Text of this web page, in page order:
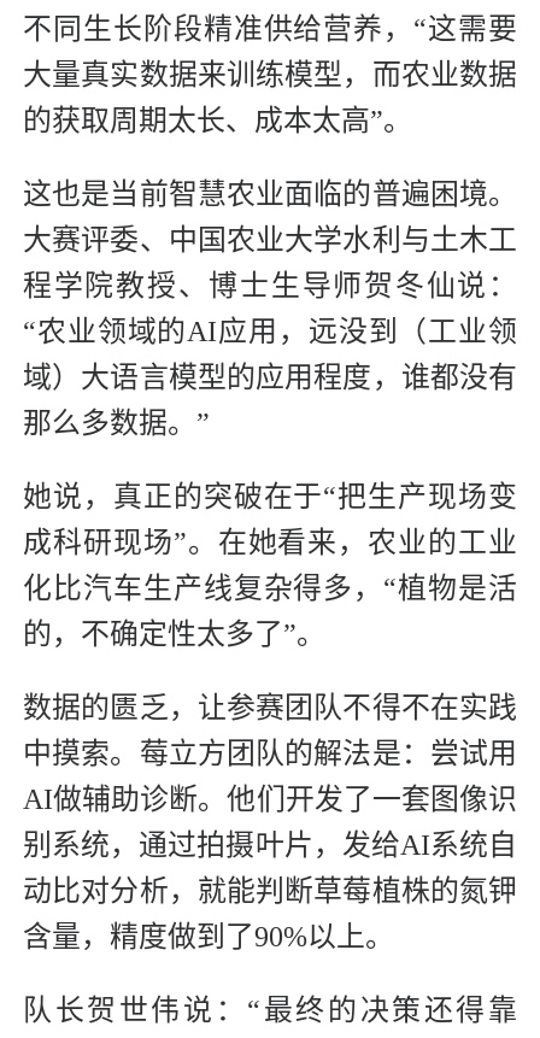
不同生长阶段精准供给营养，“这需要
大量真实数据来训练模型，而农业数据
的获取周期太长、成本太高”。
这也是当前智慧农业面临的普遍困境。
大赛评委、中国农业大学水利与土木工
程学院教授、博士生导师贺冬仙说：
“农业领域的AI应用，远没到（工业领
域）大语言模型的应用程度，谁都没有
那么多数据。”
她说，真正的突破在于“把生产现场变
成科研现场”。在她看来，农业的工业
化比汽车生产线复杂得多，“植物是活
的，不确定性太多了”。
数据的匮乏，让参赛团队不得不在实践
中摸索。莓立方团队的解法是：尝试用
AI做辅助诊断。他们开发了一套图像识
别系统，通过拍摄叶片，发给AI系统自
动比对分析，就能判断草莓植株的氮钾
含量，精度做到了90%以上。
队长贺世伟说：“最终的决策还得靠